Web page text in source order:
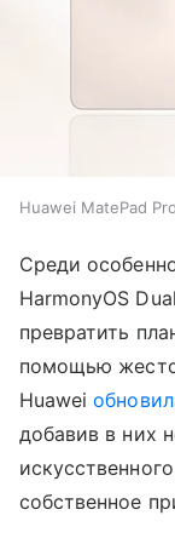
Huawei MatePad
Среди
HarmonyOS
превратить
помощью
Huawei
добавив в них
собственное